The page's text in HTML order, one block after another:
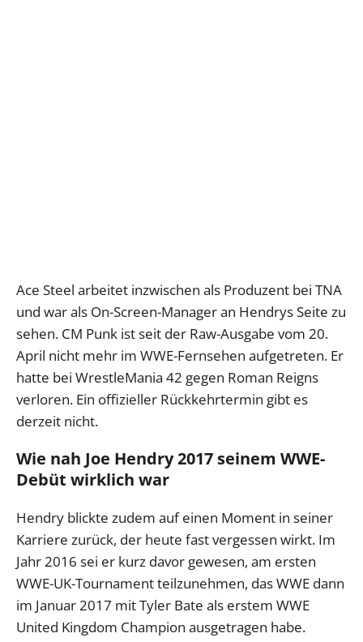
Ace Steel arbeitet inzwischen als Produzent bei TNA
und war als On-Screen-Manager an Hendrys Seite zu
sehen. CM Punk ist seit der Raw-Ausgabe vom 20.
April nicht mehr im WWE-Fernsehen aufgetreten. Er
hatte bei WrestleMania 42 gegen Roman Reigns
verloren. Ein offizieller Rückkehrtermin gibt es
derzeit nicht.
Wie nah Joe Hendry 2017 seinem WWE-
Debüt wirklich war
Hendry blickte zudem auf einen Moment in seiner
Karriere zurück, der heute fast vergessen wirkt. Im
Jahr 2016 sei er kurz davor gewesen, am ersten
WWE-UK-Tournament teilzunehmen, das WWE dann
im Januar 2017 mit Tyler Bate als erstem WWE
United Kingdom Champion ausgetragen habe.